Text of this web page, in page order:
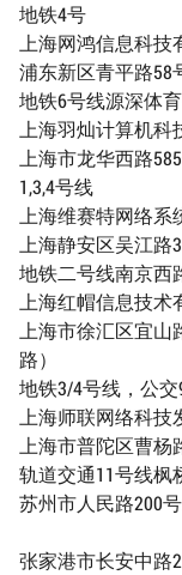
地铁4号
上海网鸿信息科技
浦东新区青平路58
地铁6号线源深体
上海羽灿计算机科
上海市龙华西路
1,3,4号线
上海维赛特网络系
上海静安区吴江路
地铁二号线南京西
上海红帽信息技术
上海市徐汇区宜
路）
地铁3/4号线，公
上海师联网络科技
上海市普陀区曹杨
轨道交通11号线枫
苏州市人民路200
张家港市长安中路